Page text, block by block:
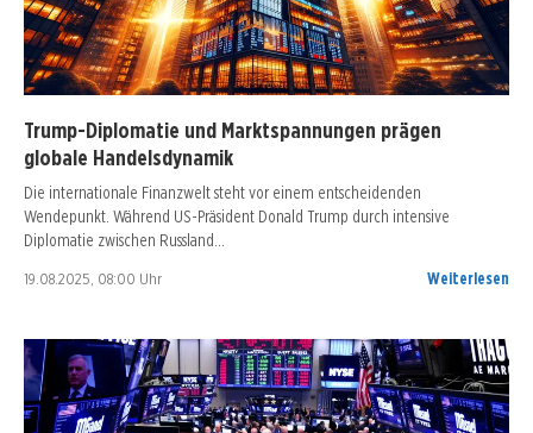
Trump-Diplomatie und Marktspannungen prägen
globale Handelsdynamik
Die internationale Finanzwelt steht vor einem entscheidenden
Wendepunkt. Während US-Präsident Donald Trump durch intensive
Diplomatie zwischen Russland…
19.08.2025, 08:00 Uhr Weiterlesen